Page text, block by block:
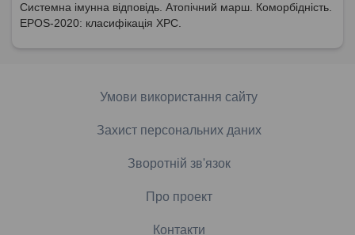
Системна імунна відповідь. Атопічний марш. Коморбідність.
EPOS-2020: класифікація ХРС.
Умови використання сайту
Захист персональних даних
Зворотній зв'язок
Про проект
Контакти